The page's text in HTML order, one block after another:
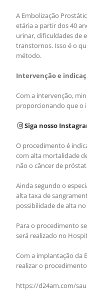
A Embolização
etária a partir dos 40
urinar, dificuldades de
transtornos. Isso é o
método.
Intervenção e
Com a intervenção,
proporcionando que o
Siga nosso
O procedimento é
com alta mortalidade
não o câncer de
Ainda segundo o
alta taxa de
possibilidade de alta
Para o procedimento
será realizado no
Com a implantação da
realizar o
https://d24am.com/